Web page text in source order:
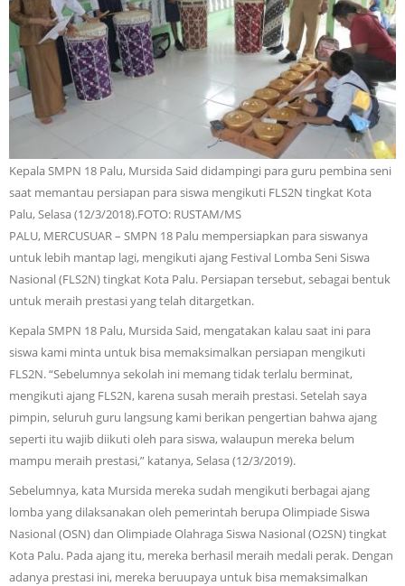
Kepala SMPN 18 Palu, Mursida Said didampingi para guru pembina seni
saat memantau persiapan para siswa mengikuti FLS2N tingkat Kota
Palu, Selasa (12/3/2018).FOTO: RUSTAM/MS
PALU, MERCUSUAR – SMPN 18 Palu mempersiapkan para siswanya
untuk lebih mantap lagi, mengikuti ajang Festival Lomba Seni Siswa
Nasional (FLS2N) tingkat Kota Palu. Persiapan tersebut, sebagai bentuk
untuk meraih prestasi yang telah ditargetkan.
Kepala SMPN 18 Palu, Mursida Said, mengatakan kalau saat ini para
siswa kami minta untuk bisa memaksimalkan persiapan mengikuti
FLS2N. “Sebelumnya sekolah ini memang tidak terlalu berminat,
mengikuti ajang FLS2N, karena susah meraih prestasi. Setelah saya
pimpin, seluruh guru langsung kami berikan pengertian bahwa ajang
seperti itu wajib diikuti oleh para siswa, walaupun mereka belum
mampu meraih prestasi,” katanya, Selasa (12/3/2019).
Sebelumnya, kata Mursida mereka sudah mengikuti berbagai ajang
lomba yang dilaksanakan oleh pemerintah berupa Olimpiade Siswa
Nasional (OSN) dan Olimpiade Olahraga Siswa Nasional (O2SN) tingkat
Kota Palu. Pada ajang itu, mereka berhasil meraih medali perak. Dengan
adanya prestasi ini, mereka beruupaya untuk bisa memaksimalkan